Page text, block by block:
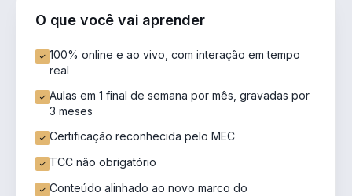
O que você vai aprender
100% online e ao vivo, com interação em tempo
real
Aulas em 1 final de semana por mês, gravadas por
3 meses
Certificação reconhecida pelo MEC
TCC não obrigatório
Conteúdo alinhado ao novo marco do